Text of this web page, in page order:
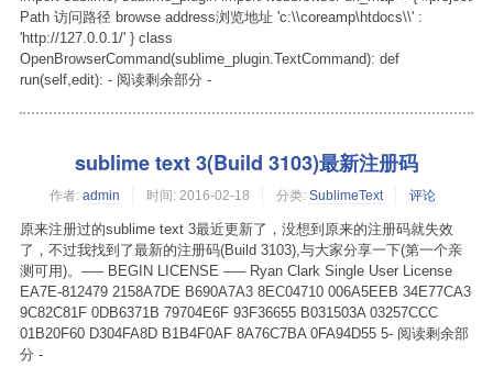
Path 访问路径 browse address浏览地址 'c:\\coreamp\htdocs\\' :
'http://127.0.0.1/' } class
OpenBrowserCommand(sublime_plugin.TextCommand): def
run(self,edit): - 阅读剩余部分 -
sublime text 3(Build 3103)最新注册码
作者: admin 时间: 2016-02-18 分类: SublimeText 评论
原来注册过的sublime text 3最近更新了，没想到原来的注册码就失效
了，不过我找到了最新的注册码(Build 3103),与大家分享一下(第一个亲
测可用)。—– BEGIN LICENSE —– Ryan Clark Single User License
EA7E-812479 2158A7DE B690A7A3 8EC04710 006A5EEB 34E77CA3
9C82C81F 0DB6371B 79704E6F 93F36655 B031503A 03257CCC
01B20F60 D304FA8D B1B4F0AF 8A76C7BA 0FA94D55 5- 阅读剩余部
分 -